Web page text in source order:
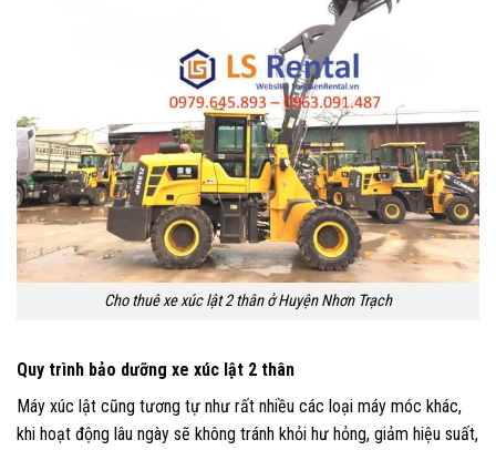
Cho thuê xe xúc lật 2 thân ở Huyện Nhơn Trạch
Quy trình bảo dưỡng xe xúc lật 2 thân
Máy xúc lật cũng tương tự như rất nhiều các loại máy móc khác,
khi hoạt động lâu ngày sẽ không tránh khỏi hư hỏng, giảm hiệu suất,